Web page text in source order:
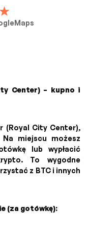
Center) – kupno i
(Royal City Center),
miejscu możesz
lub wypłacić
To wygodne
z BTC i innych
(za gotówkę):